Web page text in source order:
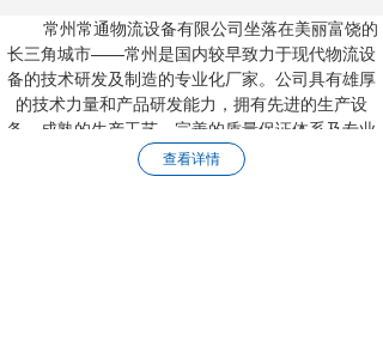
常州常通物流设备有限公司坐落在美丽富饶的
长三角城市——常州是国内较早致力于现代物流设
备的技术研发及制造的专业化厂家。公司具有雄厚
的技术力量和产品研发能力，拥有先进的生产设
备，成熟的生产工艺，完善的质量保证体系 及专业
化的现场施工、售后服务队伍。
查看详情